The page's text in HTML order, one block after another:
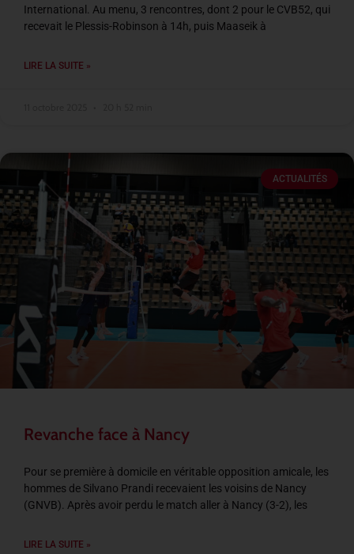
International. Au menu, 3 rencontres, dont 2 pour le CVB52, qui
recevait le Plessis-Robinson à 14h, puis Maaseik à
LIRE LA SUITE »
ACTUALITÉS
Revanche face à Nancy
Pour se première à domicile en véritable opposition amicale, les
hommes de Silvano Prandi recevaient les voisins de Nancy
(GNVB). Après avoir perdu le match aller à Nancy (3-2), les
LIRE LA SUITE »